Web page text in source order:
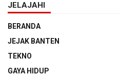
JELAJAHI
BERANDA
JEJAK BANTEN
TEKNO
GAYA HIDUP